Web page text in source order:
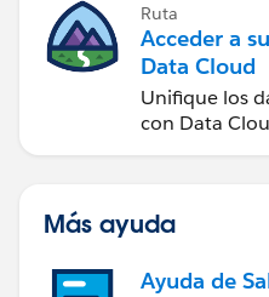
Ruta
Acceder a
Data Cloud
Unifique los
con Data
Más ayuda
Ayuda de